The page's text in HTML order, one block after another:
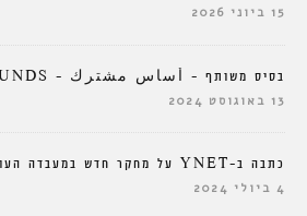
15 ביוני 2026
בסיס משותף – أساس مشترك – COMMON GROUNDS
13 באוגוסט 2024
כתבה ב-YNET על מחקר חדש במעבדה העוסק בהצללה בעיר
4 ביולי 2024